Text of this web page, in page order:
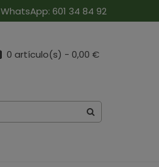
WhatsApp: 601 34 84 92
0 artículo(s) - 0,00 €